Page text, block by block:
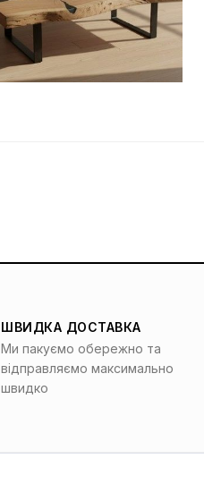
ШВИДКА ДОСТАВКА
Ми пакуємо обережно та
відправляємо максимально
швидко